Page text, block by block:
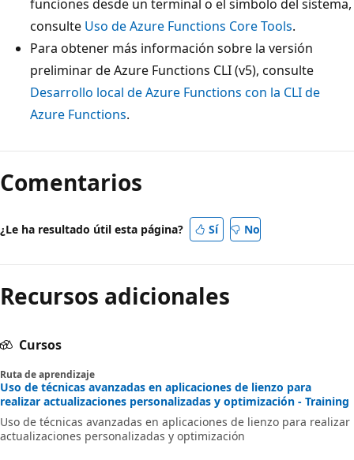
funciones desde un terminal o el símbolo del sistema,
consulte Uso de Azure Functions Core Tools.
Para obtener más información sobre la versión
preliminar de Azure Functions CLI (v5), consulte
Desarrollo local de Azure Functions con la CLI de
Azure Functions.
Comentarios
¿Le ha resultado útil esta página? Sí No
Recursos adicionales
Cursos
Ruta de aprendizaje
Uso de técnicas avanzadas en aplicaciones de lienzo para
realizar actualizaciones personalizadas y optimización - Training
Uso de técnicas avanzadas en aplicaciones de lienzo para realizar
actualizaciones personalizadas y optimización